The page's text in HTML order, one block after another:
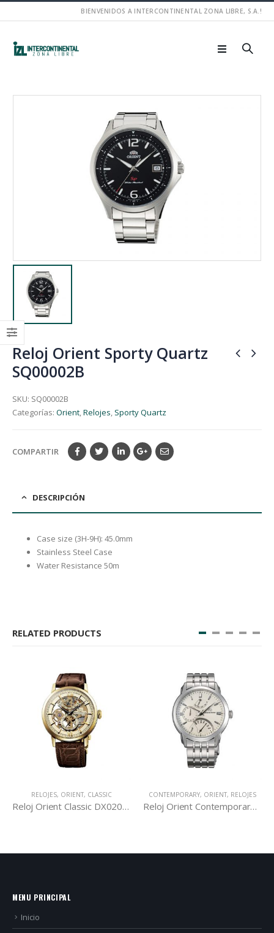
BIENVENIDOS A INTERCONTINENTAL ZONA LIBRE, S.A.!
Reloj Orient Sporty Quartz
SQ00002B
SKU: SQ00002B
Categorías: Orient,Relojes, Sporty Quartz
COMPARTIR
DESCRIPCIÓN
Case size (3H-9H): 45.0mm
Stainless Steel Case
Water Resistance 50m
RELATED PRODUCTS
CONTEMPORARY,ORIENT,RELOJES
Reloj Orient Contemporary DE00002W
CLASSIC,ORIENT,RELOJES
MENU PRINCIPAL
Inicio